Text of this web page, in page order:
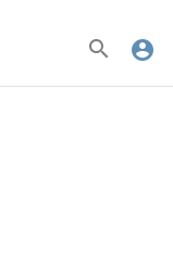
search account_circle